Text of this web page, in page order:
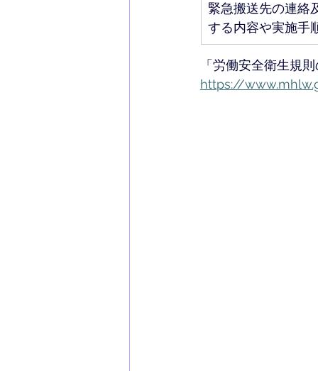
緊急搬送先の連絡
する内容や実施手
「労働安全衛生規
https://